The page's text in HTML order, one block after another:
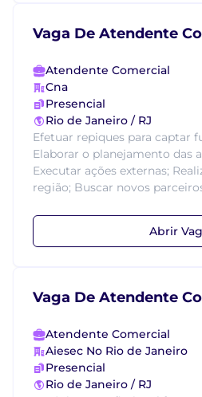
Vaga De Atendente
Atendente Comercial
Cna
Presencial
Rio de Janeiro / RJ
Efetuar repiques para captar
Elaborar o planejamento das
Executar ações externas;
região; Buscar novos
Abrir
Vaga De Atendente
Atendente Comercial
Aiesec No Rio de Janeiro
Presencial
Rio de Janeiro / RJ